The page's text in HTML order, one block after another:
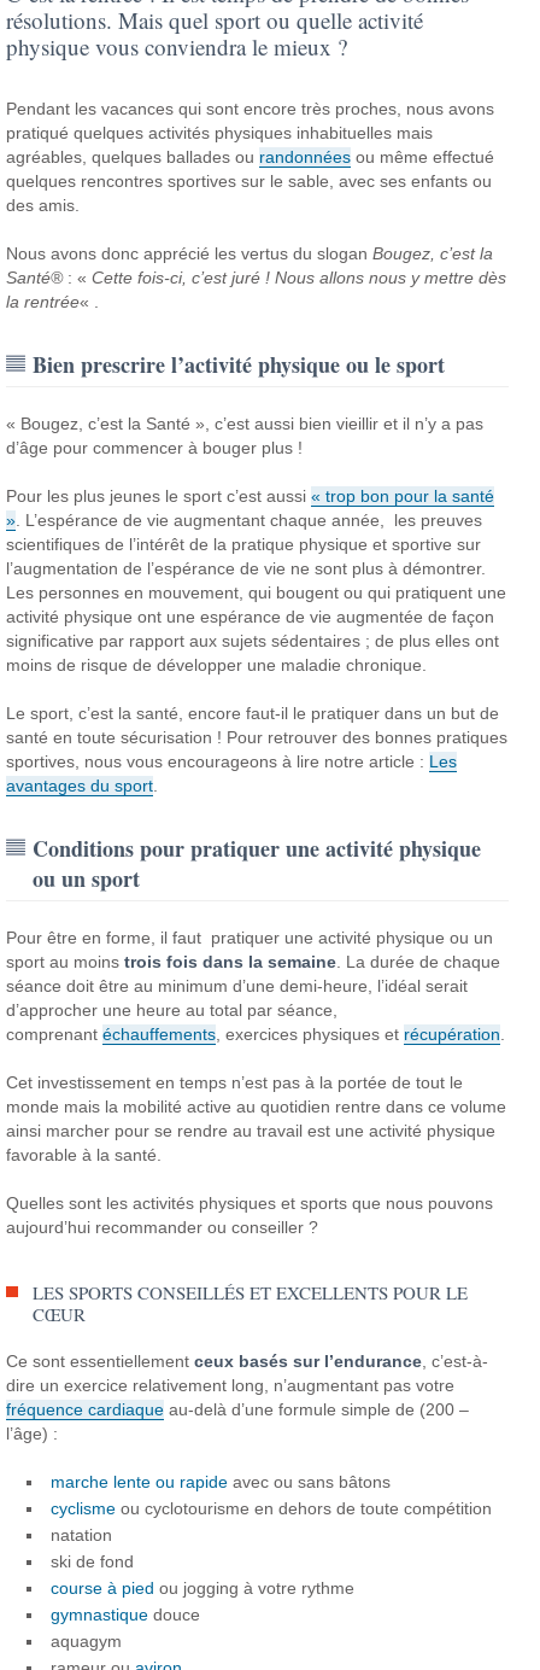
résolutions. Mais quel sport ou quelle activité
physique vous conviendra le mieux ?
Pendant les vacances qui sont encore très proches, nous avons
pratiqué quelques activités physiques inhabituelles mais
agréables, quelques ballades ou randonnées ou même effectué
quelques rencontres sportives sur le sable, avec ses enfants ou
des amis.
Nous avons donc apprécié les vertus du sloganBougez, c’est la
Santé®: «Cette fois-ci, c’est juré ! Nous allons nous y mettre dès
la rentrée« .
Bien prescrire l’activité physique ou le sport
« Bougez, c’est la Santé », c’est aussi bien vieillir et il n’y a pas
d’âge pour commencer à bouger plus !
Pour les plus jeunes le sport c’est aussi« trop bon pour la santé
» . L’espérance de vie augmentant chaque année, les preuves
scientifiques de l’intérêt de la pratique physique et sportive sur
l’augmentation de l’espérance de vie ne sont plus à démontrer.
Les personnes en mouvement, qui bougent ou qui pratiquent une
activité physique ont une espérance de vie augmentée de façon
significative par rapport aux sujets sédentaires ; de plus elles ont
moins de risque de développer une maladie chronique.
Le sport, c’est la santé, encore faut-il le pratiquer dans un but de
santé en toute sécurisation ! Pour retrouver des bonnes pratiques
sportives, nous vous encourageons à lire notre article : Les
avantages du sport
Conditions pour pratiquer une activité physique
ou un sport
Pour être en forme, il faut pratiquer une activité physique ou un
sport au moinstrois fois dans la semaine . La durée de chaque
séance doit être au minimum d’une demi-heure, l’idéal serait
d’approcher une heure au total par séance,
comprenantéchauffements , exercices physiques et récupération
Cet investissement en temps n’est pas à la portée de tout le
monde mais la mobilité active au quotidien rentre dans ce volume
ainsi marcher pour se rendre au travail est une activité physique
favorable à la santé.
Quelles sont les activités physiques et sports que nous pouvons
aujourd’hui recommander ou conseiller ?
LES SPORTS CONSEILLÉS ET EXCELLENTS POUR LE
CŒUR
Ce sont essentiellementceux basés sur l’endurance , c’est-à-
dire un exercice relativement long, n’augmentant pas votre
fréquence cardiaque au-delà d’une formule simple de (200 –
l’âge) :
marche lente ou rapide avec ou sans bâtons
cyclisme ou cyclotourisme en dehors de toute compétition
natation
ski de fond
course à pied ou jogging à votre rythme
gymnastique douce
aquagym